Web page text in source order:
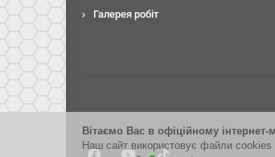
Вітаємо Вас в офіційному
Наш сайт використовує файли cookies
Галерея робiт